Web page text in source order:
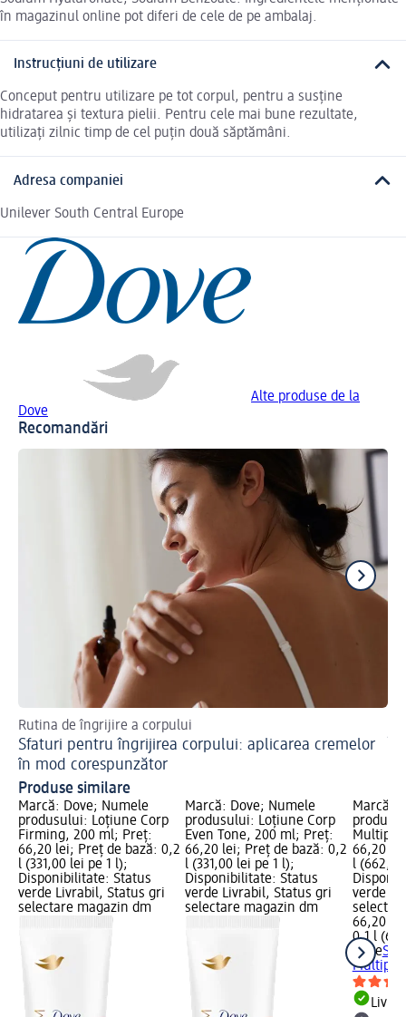
în magazinul online pot diferi de cele de pe ambalaj.
Instrucțiuni de utilizare
Conceput pentru utilizare pe tot corpul, pentru a susține
hidratarea și textura pielii. Pentru cele mai bune rezultate,
utilizați zilnic timp de cel puțin două săptămâni.
Adresa companiei
Unilever South Central Europe
Alte produse de la
Dove
Recomandări
Rutina de îngrijire a corpului
Sfaturi pentru îngrijirea corpului: aplicarea cremelor
în mod corespunzător
Produse similare
Marcă: Dove; Numele
produsului: Loțiune Corp
Firming, 200 ml; Preț:
66,20 lei; Preț de bază: 0,2
l (331,00 lei pe 1 l);
Disponibilitate: Status
verde Livrabil, Status gri
selectare magazin dm
Marcă: Dove; Numele
produsului: Loțiune Corp
Even Tone, 200 ml; Preț:
66,20 lei; Preț de bază: 0,2
l (331,00 lei pe 1 l);
Disponibilitate: Status
verde Livrabil, Status gri
selectare magazin dm
Marcă:
66,20
l
verde
66,20 lei
0,1 l
Dove